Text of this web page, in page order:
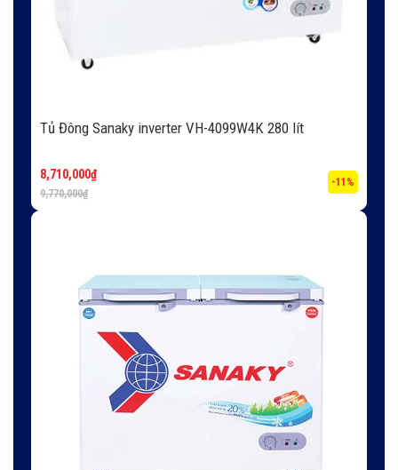
Tủ Đông Sanaky inverter VH-4099W4K 280 lít
9,770,000₫
8,710,000₫
-11%